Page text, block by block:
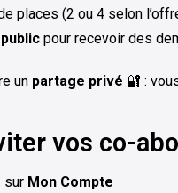
places (2 ou 4 selon
pour recevoir des
un partage privé 🔐 :
vos co-
sur Mon Compte